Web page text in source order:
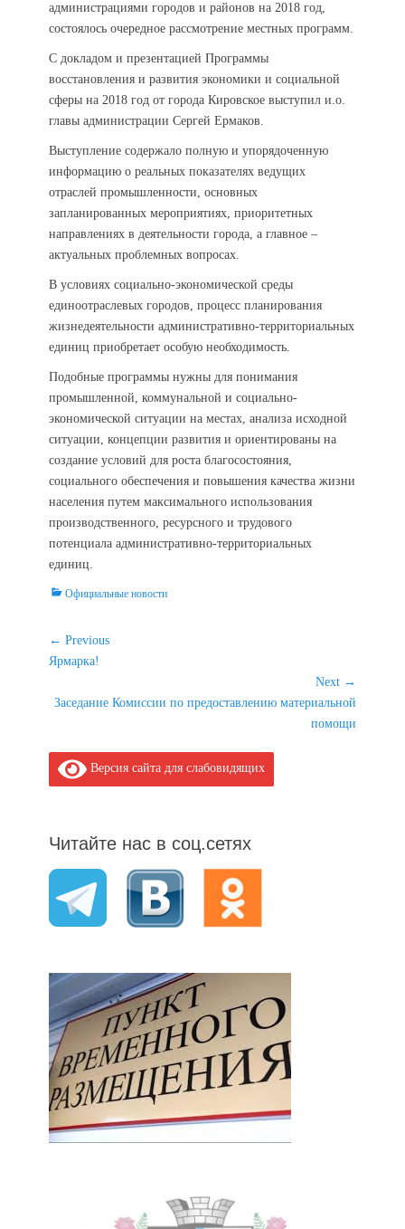
администрациями городов и районов на 2018 год,
состоялось очередное рассмотрение местных программ.
С докладом и презентацией Программы
восстановления и развития экономики и социальной
сферы на 2018 год от города Кировское выступил и.о.
главы администрации Сергей Ермаков.
Выступление содержало полную и упорядоченную
информацию о реальных показателях ведущих
отраслей промышленности, основных
запланированных мероприятиях, приоритетных
направлениях в деятельности города, а главное –
актуальных проблемных вопросах.
В условиях социально-экономической среды
единоотраслевых городов, процесс планирования
жизнедеятельности административно-территориальных
единиц приобретает особую необходимость.
Подобные программы нужны для понимания
промышленной, коммунальной и социально-
экономической ситуации на местах, анализа исходной
ситуации, концепции развития и ориентированы на
создание условий для роста благосостояния,
социального обеспечения и повышения качества жизни
населения путем максимального использования
производственного, ресурсного и трудового
потенциала административно-территориальных
единиц.
Categories
Официальные новости
Навигация
по
← Previous
Previous
Ярмарка!
Next →
Next
Заседание Комиссии по предоставлению материальной
помощи
Версия сайта для слабовидящих
Читайте нас в соц.сетях